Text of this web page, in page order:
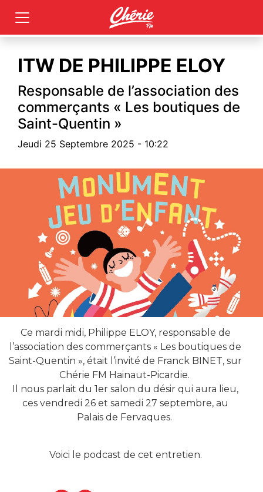
ITW DE PHILIPPE ELOY
Responsable de l’association des
commerçants « Les boutiques de
Saint-Quentin »
Jeudi 25 Septembre 2025 - 10:22
Ce mardi midi, Philippe ELOY, responsable de
l’association des commerçants « Les boutiques de
Saint-Quentin », était l’invité de Franck BINET, sur
Chérie FM Hainaut-Picardie.
Il nous parlait du 1er salon du désir qui aura lieu,
ces vendredi 26 et samedi 27 septembre, au
Palais de Fervaques.
Voici le podcast de cet entretien.